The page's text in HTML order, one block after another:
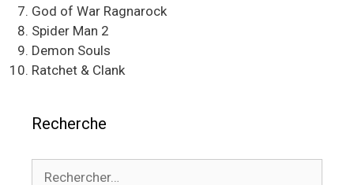
God of War Ragnarock
Spider Man 2
Demon Souls
Ratchet & Clank
Recherche